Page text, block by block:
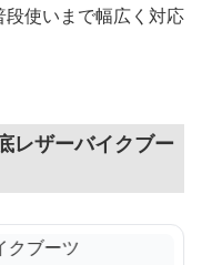
使いまで幅広く対応
レザーバイクブー